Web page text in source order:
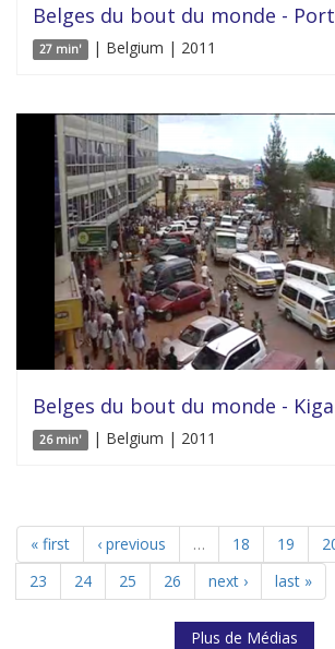
Belges du bout du monde -
27 min' | Belgium | 2011
Belges du bout du monde -
26 min' | Belgium | 2011
« first ‹ previous … 18 19
23
24 25 26 next › last »
Plus de Médias